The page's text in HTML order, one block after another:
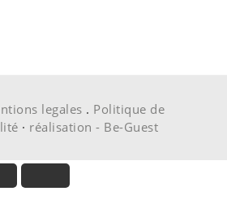
legales . Politique de
· réalisation - Be-Guest